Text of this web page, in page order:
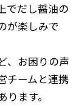
でだし醤油の
が楽しみで
、お困りの声
チームと連携
ます。